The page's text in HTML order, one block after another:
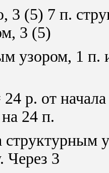
3 (5) 7 п.
3 (5)
узором, 1 п.
р. от
24 п.
структурным
Через 3